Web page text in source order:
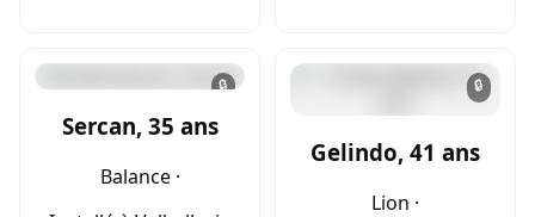
🔒
Sercan, 35 ans
Balance ·
🔒
Gelindo, 41 ans
Lion ·